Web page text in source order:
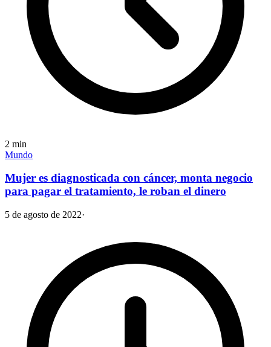
2 min
Mundo
Mujer es diagnosticada con cáncer, monta negocio
para pagar el tratamiento, le roban el dinero
5 de agosto de 2022·